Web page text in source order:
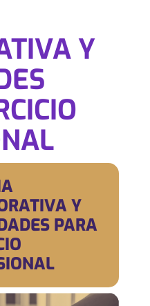
Y
Y
PARA